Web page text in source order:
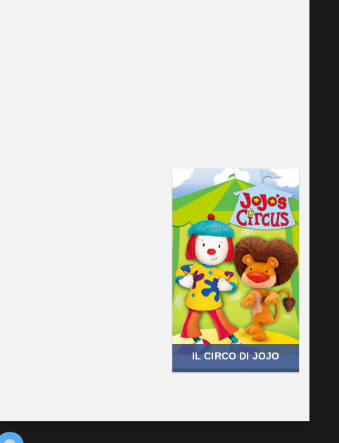
IL CIRCO DI JOJO